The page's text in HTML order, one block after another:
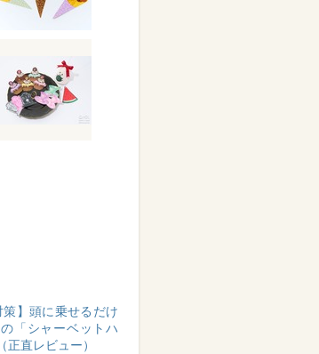
策】頭に乗せるだけ
「シャーベットハ
正直レビュー）